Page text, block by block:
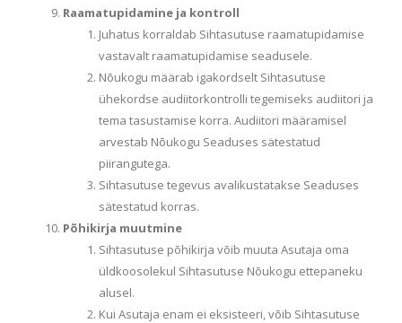
Raamatupidamine ja kontroll
Juhatus korraldab Sihtasutuse raamatupidamise
vastavalt raamatupidamise seadusele.
Nõukogu määrab igakordselt Sihtasutuse
ühekordse audiitorkontrolli tegemiseks audiitori ja
tema tasustamise korra. Audiitori määramisel
arvestab Nõukogu Seaduses sätestatud
piirangutega.
Sihtasutuse tegevus avalikustatakse Seaduses
sätestatud korras.
Põhikirja muutmine
Sihtasutuse põhikirja võib muuta Asutaja oma
üldkoosolekul Sihtasutuse Nõukogu ettepaneku
alusel.
Kui Asutaja enam ei eksisteeri, võib Sihtasutuse